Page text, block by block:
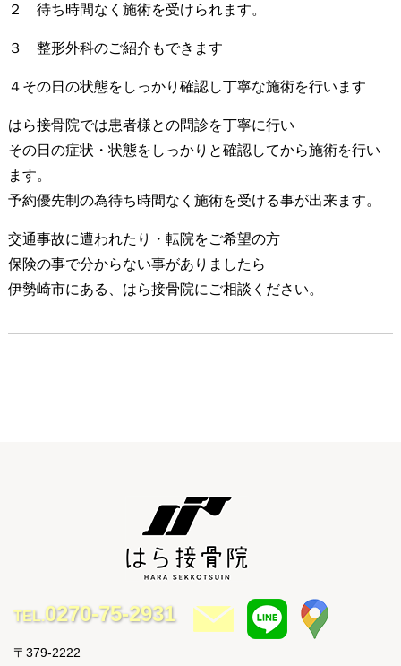
２ 待ち時間なく施術を受けられます。
３ 整形外科のご紹介もできます
４その日の状態をしっかり確認し丁寧な施術を行います
はら接骨院では患者様との問診を丁寧に行い
その日の症状・状態をしっかりと確認してから施術を行い
ます。
予約優先制の為待ち時間なく施術を受ける事が出来ます。
交通事故に遭われたり・転院をご希望の方
保険の事で分からない事がありましたら
伊勢崎市にある、はら接骨院にご相談ください。
TEL.0270-75-2931
〒379-2222